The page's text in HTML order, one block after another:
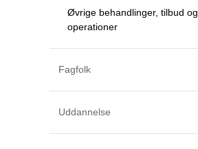
Øvrige behandlinger, tilbud og
operationer
Fagfolk
Uddannelse